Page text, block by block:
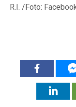
R.I. /Foto: